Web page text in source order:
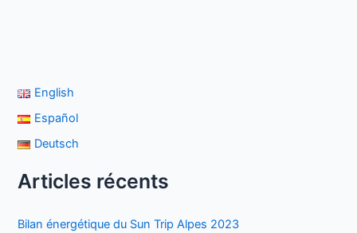
English
Español
Deutsch
Articles récents
Bilan énergétique du Sun Trip Alpes 2023